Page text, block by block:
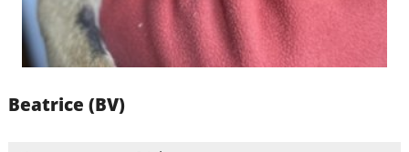
Beatrice (BV)